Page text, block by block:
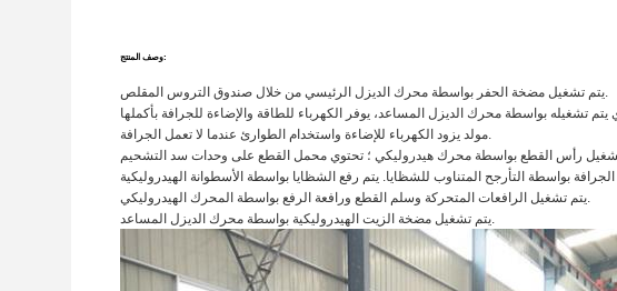
وصف المنتج:
يتم تشغيل مضخة الحفر بواسطة محرك الديزل الرئيسي من خلال صندوق التروس المقلص.
مولد يزود الكهرباء للإضاءة واستخدام الطوارئ عندما لا تعمل الجرافة.
يتم تشغيل الرافعات المتحركة وسلم القطع ورافعة الرفع بواسطة المحرك الهيدروليكي.
يتم تشغيل مضخة الزيت الهيدروليكية بواسطة محرك الديزل المساعد.